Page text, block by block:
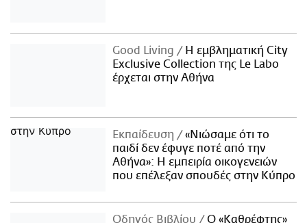
Good Living
Η εμβληματική City
Exclusive Collection της Le Labo
έρχεται στην Αθήνα
Εκπαίδευση
«Νιώσαμε ότι το
παιδί δεν έφυγε ποτέ από την
Αθήνα»: Η εμπειρία οικογενειών
που επέλεξαν σπουδές στην Κύπρο
Οδηγός Βιβλίου
Ο «Καθρέφτης»